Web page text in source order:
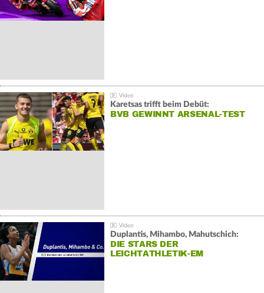
Karetsas trifft beim Debüt:
BVB GEWINNT ARSENAL-TEST
Duplantis, Mihambo, Mahutschich:
DIE STARS DER
LEICHTATHLETIK-EM